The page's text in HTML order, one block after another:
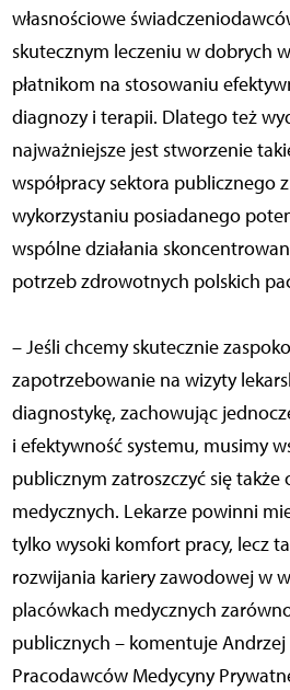
własnościowe
skutecznym leczeniu w dobrych
płatnikom na stosowaniu
diagnozy i terapii. Dlatego też
najważniejsze jest stworzenie
współpracy sektora publicznego
wykorzystaniu posiadanego
wspólne działania
potrzeb zdrowotnych polskich
– Jeśli chcemy skutecznie
zapotrzebowanie na wizyty
diagnostykę, zachowując
i efektywność systemu, musimy
publicznym zatroszczyć się także
medycznych. Lekarze powinni
tylko wysoki komfort pracy, lecz
rozwijania kariery zawodowej w
placówkach medycznych
publicznych – komentuje Andrzej
Pracodawców Medycyny